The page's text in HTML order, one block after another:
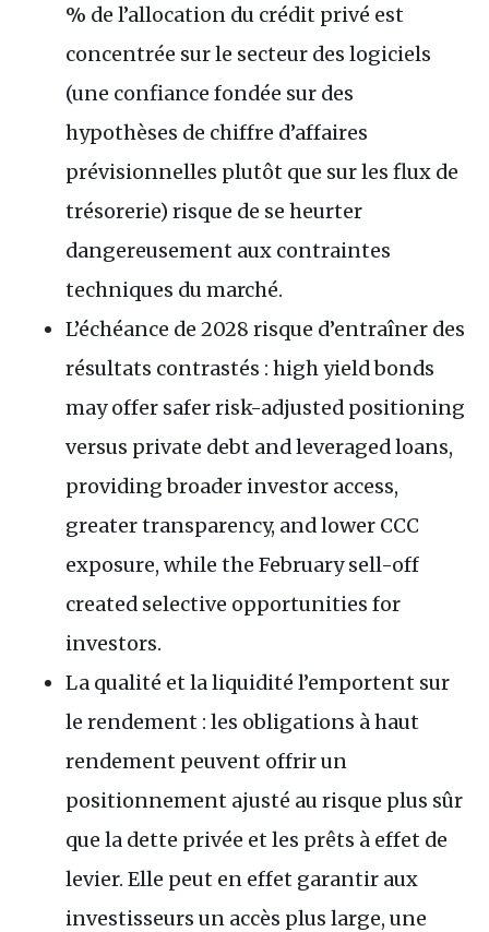
% de l’allocation du crédit privé est
concentrée sur le secteur des logiciels
(une confiance fondée sur des
hypothèses de chiffre d’affaires
prévisionnelles plutôt que sur les flux de
trésorerie) risque de se heurter
dangereusement aux contraintes
techniques du marché.
L’échéance de 2028 risque d’entraîner des
résultats contrastés : high yield bonds
may offer safer risk-adjusted positioning
versus private debt and leveraged loans,
providing broader investor access,
greater transparency, and lower CCC
exposure, while the February sell-off
created selective opportunities for
investors.
La qualité et la liquidité l’emportent sur
le rendement : les obligations à haut
rendement peuvent offrir un
positionnement ajusté au risque plus sûr
que la dette privée et les prêts à effet de
levier. Elle peut en effet garantir aux
investisseurs un accès plus large, une